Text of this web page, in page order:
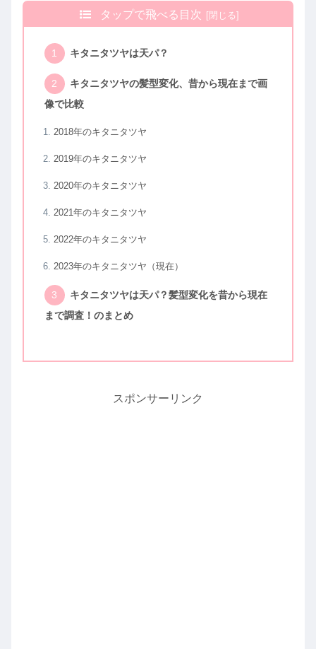
タップで飛べる目次
キタニタツヤは天パ？
キタニタツヤの髪型変化、昔から現在まで画
像で比較
2018年のキタニタツヤ
2019年のキタニタツヤ
2020年のキタニタツヤ
2021年のキタニタツヤ
2022年のキタニタツヤ
2023年のキタニタツヤ（現在）
キタニタツヤは天パ？髪型変化を昔から現在
まで調査！のまとめ
スポンサーリンク